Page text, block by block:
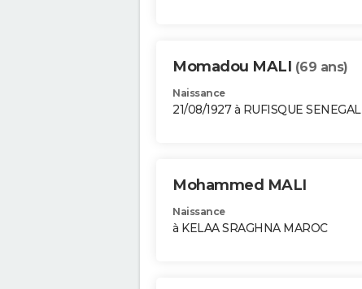
Momadou MALI (69 ans)
Naissance
21/08/1927 à RUFISQUE SENEGAL
Mohammed MALI
Naissance
à KELAA SRAGHNA MAROC